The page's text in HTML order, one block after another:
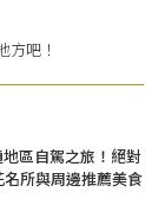
方吧！
區自駕之旅！絕對
所與周邊推薦美食